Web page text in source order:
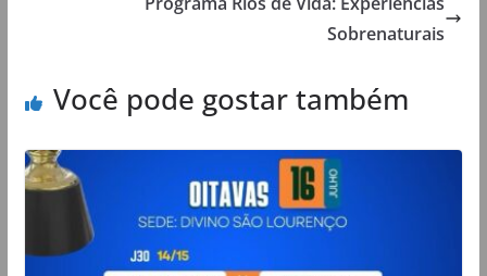
Sobrenaturais
Você pode gostar também